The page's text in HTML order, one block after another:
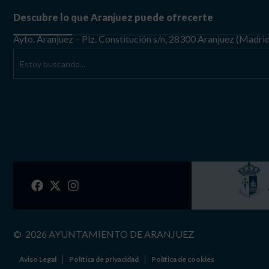
Descubre lo que Aranjuez puede ofrecerte
Ayto. Aranjuez – Plz. Constitución s/n, 28300 Aranjuez
© 2026 AYUNTAMIENTO DE ARANJUEZ
Aviso Legal Política de privacidad Política de cookies